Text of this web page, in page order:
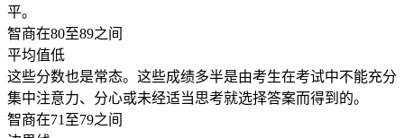
平。
智商在80至89之间
平均值低
这些分数也是常态。这些成绩多半是由考生在考试中不能充分
集中注意力、分心或未经适当思考就选择答案而得到的。
智商在71至79之间